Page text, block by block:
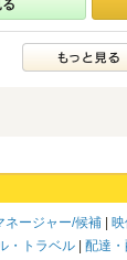
ネージャー/候補
・トラベル 配達